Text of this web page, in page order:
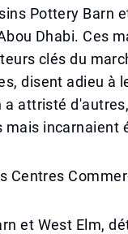
Pottery Barn
Dhabi. Ces
clés du
disent adieu à
a attristé
incarnaient
Centres
et West Elm,